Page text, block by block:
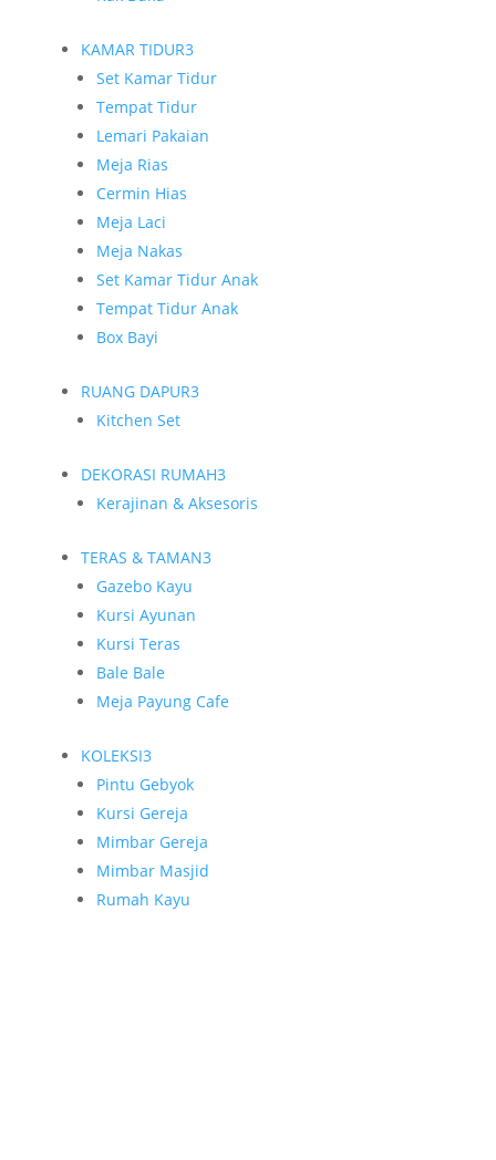
KAMAR TIDUR3
Set Kamar Tidur
Tempat Tidur
Lemari Pakaian
Meja Rias
Cermin Hias
Meja Laci
Meja Nakas
Set Kamar Tidur Anak
Tempat Tidur Anak
Box Bayi
RUANG DAPUR3
Kitchen Set
DEKORASI RUMAH3
Kerajinan & Aksesoris
TERAS & TAMAN3
Gazebo Kayu
Kursi Ayunan
Kursi Teras
Bale Bale
Meja Payung Cafe
KOLEKSI3
Pintu Gebyok
Kursi Gereja
Mimbar Gereja
Mimbar Masjid
Rumah Kayu